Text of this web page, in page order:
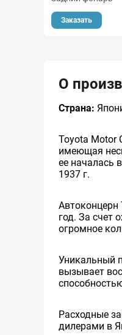
Заказать
О
Страна:
Toyota Motor
имеющая
ее началась
1937 г.
год. За счет
огромное
Уникальный
вызывает
Расходные
дилерами в